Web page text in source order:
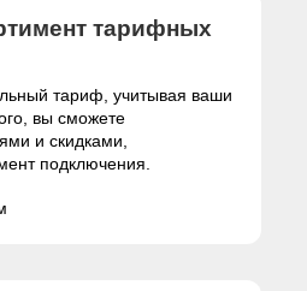
тарифных
тариф, учитывая ваши
вы сможете
и скидками,
подключения.